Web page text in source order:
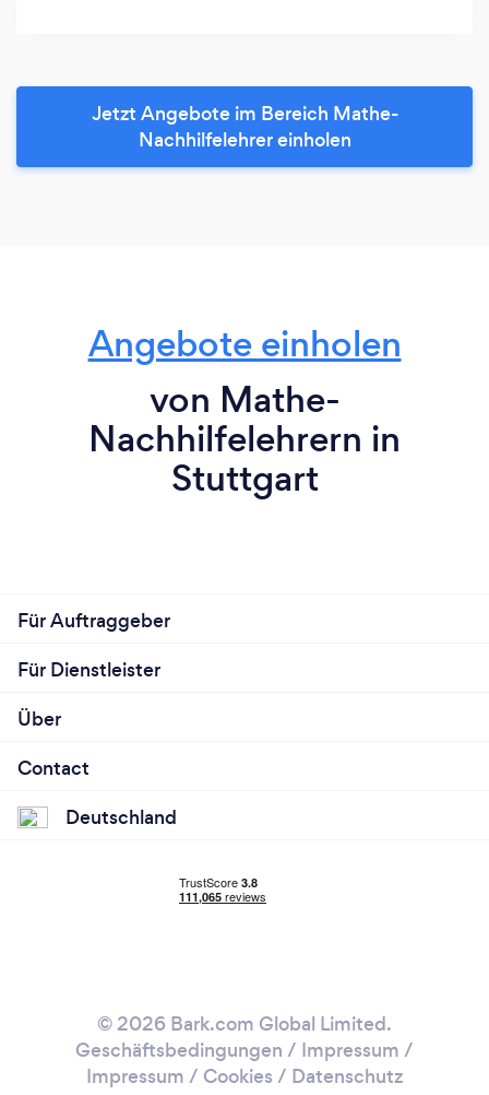
Jetzt Angebote im Bereich Mathe-
Nachhilfelehrer einholen
Angebote einholen
von Mathe-
Nachhilfelehrern in
Stuttgart
Für Auftraggeber
Für Dienstleister
Über
Contact
Deutschland
© 2026 Bark.com Global Limited.
Geschäftsbedingungen / Impressum /
Impressum / Cookies / Datenschutz